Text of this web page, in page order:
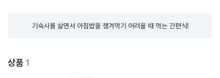
기숙사를 살면서 아침밥을 챙겨먹기 어려울 때 먹는 간편식!
상품 1